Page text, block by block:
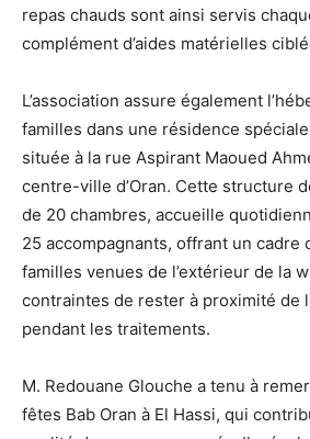
repas chauds sont ainsi servis
complément d’aides matérielles
L’association assure également
familles dans une résidence
située à la rue Aspirant Maoued
centre-ville d’Oran. Cette structure
de 20 chambres, accueille
25 accompagnants, offrant un cadre
familles venues de l’extérieur de la
contraintes de rester à proximité de
pendant les traitements.
M. Redouane Glouche a tenu à
fêtes Bab Oran à El Hassi, qui